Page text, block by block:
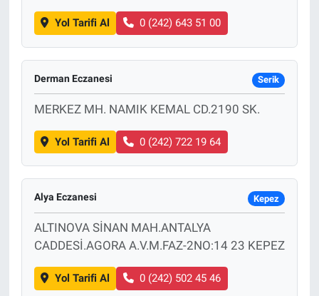
Yol Tarifi Al 0 (242) 643 51 00
Derman Eczanesi Serik
MERKEZ MH. NAMIK KEMAL CD.2190 SK.
Yol Tarifi Al 0 (242) 722 19 64
Alya Eczanesi Kepez
ALTINOVA SİNAN MAH.ANTALYA
CADDESİ.AGORA A.V.M.FAZ-2NO:14 23 KEPEZ
Yol Tarifi Al 0 (242) 502 45 46